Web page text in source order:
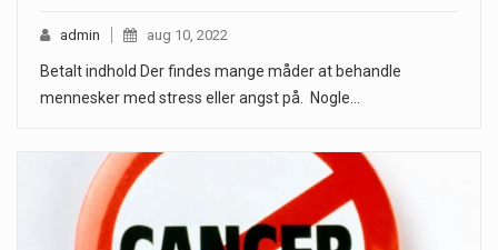
admin aug 10, 2022
Betalt indhold Der findes mange måder at behandle
mennesker med stress eller angst på. Nogle…